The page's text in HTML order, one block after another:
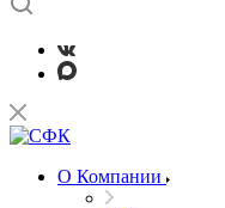
О Компании